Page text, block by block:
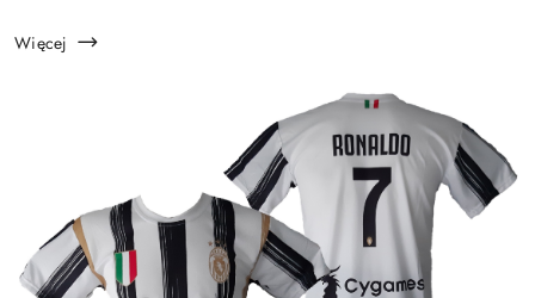
prezentem, który sprawia im wie...
Więcej